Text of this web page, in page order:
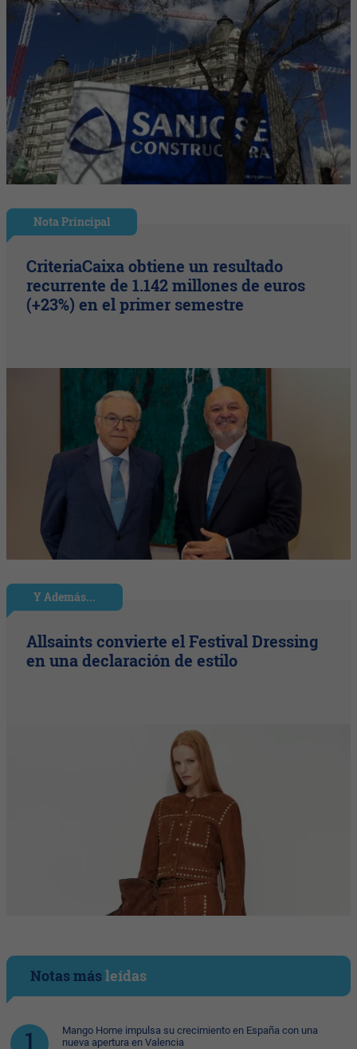
Nota Principal
CriteriaCaixa obtiene un resultado
recurrente de 1.142 millones de euros
(+23%) en el primer semestre
Y Además...
Allsaints convierte el Festival Dressing
en una declaración de estilo
Notas másleídas
Mango Home impulsa su crecimiento en España con una
nueva apertura en Valencia